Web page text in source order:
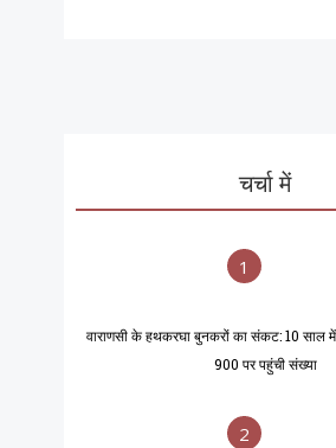
चर्चा में
1
वाराणसी के हथकरघा बुनकरों का संकट: 10 साल में
900 पर पहुंची संख्या
2